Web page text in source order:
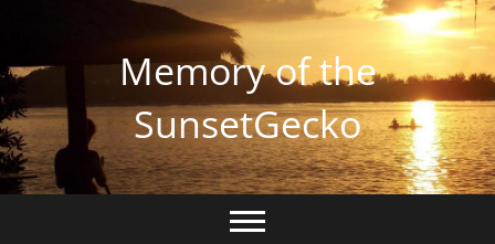
Memory of the
SunsetGecko